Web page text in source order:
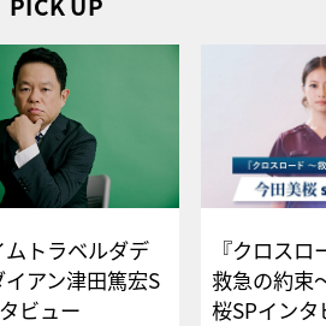
ムトラベルダデ
イアン津田篤宏S
タビュー
『クロス
救急の約束
桜SPイ